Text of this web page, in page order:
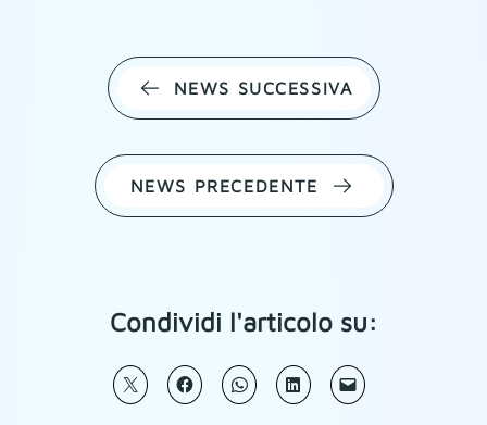
NEWS SUCCESSIVA
NEWS PRECEDENTE
Condividi l'articolo su: